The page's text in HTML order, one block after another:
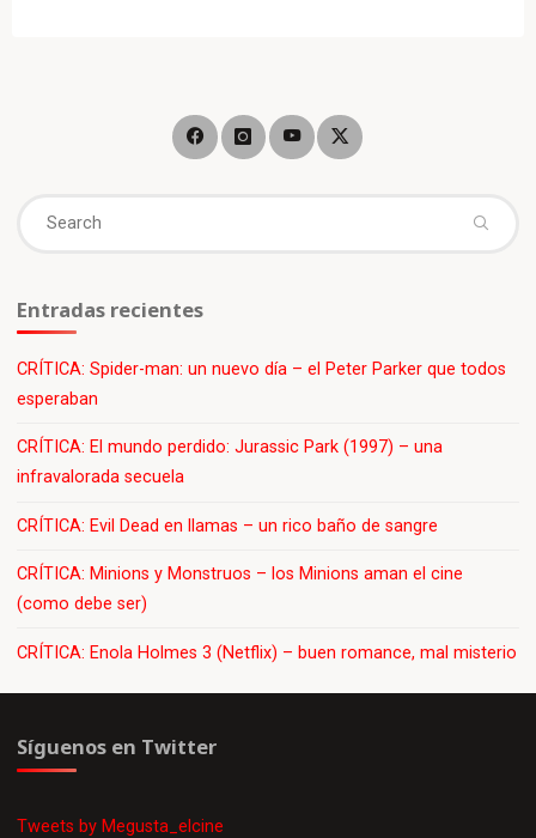
Entradas recientes
CRÍTICA: Spider-man: un nuevo día – el Peter Parker que todos
esperaban
CRÍTICA: El mundo perdido: Jurassic Park (1997) – una
infravalorada secuela
CRÍTICA: Evil Dead en llamas – un rico baño de sangre
CRÍTICA: Minions y Monstruos – los Minions aman el cine
(como debe ser)
CRÍTICA: Enola Holmes 3 (Netflix) – buen romance, mal misterio
Síguenos en Twitter
Tweets by Megusta_elcine